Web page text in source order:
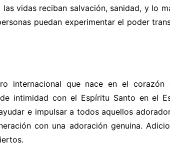
vidas reciban salvación, sanidad, y lo
puedan experimentar el poder
internacional que nace en el
intimidad con el Espíritu Santo en el
e impulsar a todos aquellos
con una adoración genuina.